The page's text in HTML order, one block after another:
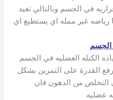
في الجسم وبالتالي تعيد
غير ممله اي يستطيع اي
الجسم
الكتله العضليه في الجسم
القدرة على التمرين بشكل
التخلص من الدهون فان
عضليه